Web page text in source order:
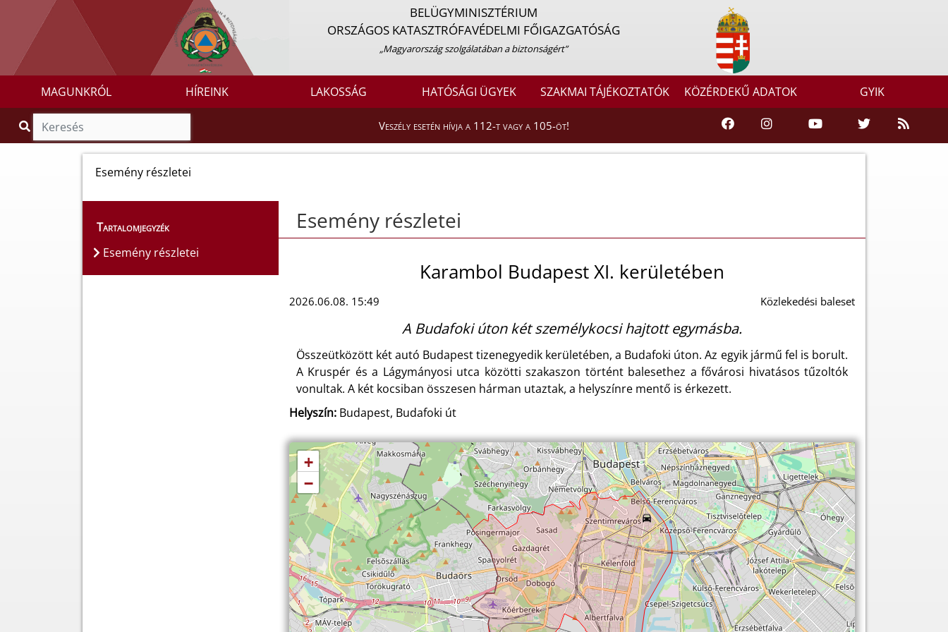
BELÜGYMINISZTÉRIUM
ORSZÁGOS KATASZTRÓFAVÉDELMI FŐIGAZGATÓSÁG
„Magyarország szolgálatában a biztonságért”
MAGUNKRÓL HÍREINK LAKOSSÁG HATÓSÁGI ÜGYEK SZAKMAI TÁJÉKOZTATÓK KÖZÉRDEKŰ ADATOK GYIK
Veszély esetén hívja a 112-t vagy a 105-öt!
Esemény részletei
Tartalomjegyzék
Esemény részletei
Esemény részletei
Karambol Budapest XI. kerületében
2026.06.08. 15:49 Közlekedési baleset
A Budafoki úton két személykocsi hajtott egymásba.
Összeütközött két autó Budapest tizenegyedik kerületében, a Budafoki úton. Az egyik jármű fel is borult.
A Kruspér és a Lágymányosi utca közötti szakaszon történt balesethez a fővárosi hivatásos tűzoltók
vonultak. A két kocsiban összesen hárman utaztak, a helyszínre mentő is érkezett.
Helyszín:Budapest, Budafoki út
+
−